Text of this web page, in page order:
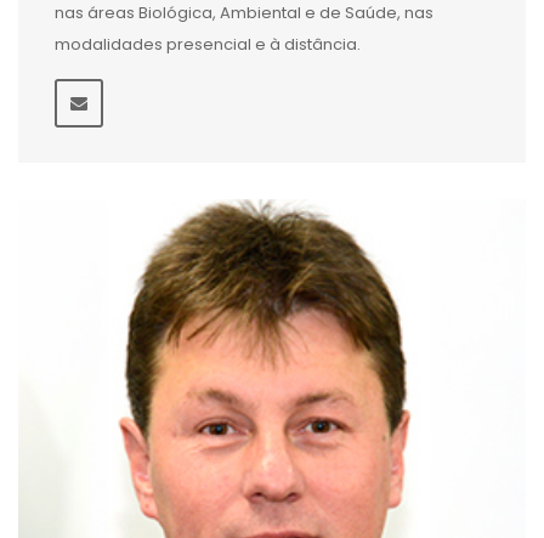
nas áreas Biológica, Ambiental e de Saúde, nas
modalidades presencial e à distância.